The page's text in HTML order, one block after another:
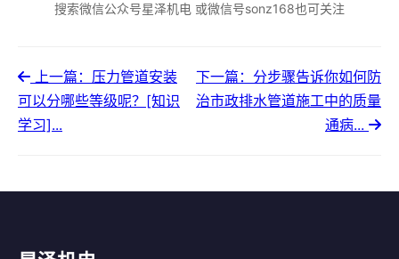
搜索微信公众号星泽机电 或微信号sonz168也可关注
上一篇：压力管道安装
可以分哪些等级呢？[知识
学习]...
下一篇：分步骤告诉你如何防
治市政排水管道施工中的质量
通病...